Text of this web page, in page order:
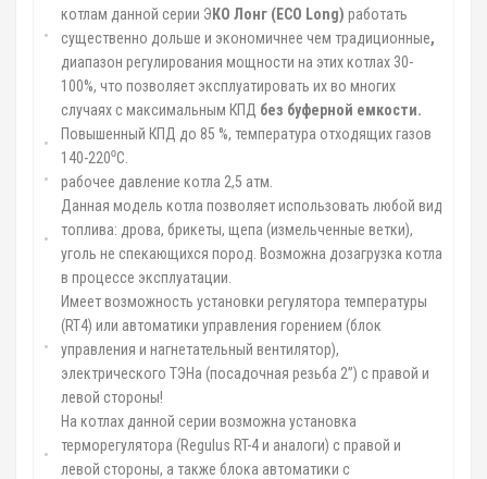
котлам данной серии Э КО Лонг (ECO Long) работать
существенно дольше и экономичнее чем традиционные,
диапазон регулирования мощности на этих котлах 30-
100%, что позволяет эксплуатировать их во многих
случаях с максимальным КПД без буферной емкости.
Повышенный КПД до 85 %, температура отходящих газов
140-220⁰С.
рабочее давление котла 2,5 атм.
Данная модель котла позволяет использовать любой вид
топлива: дрова, брикеты, щепа (измельченные ветки),
уголь не спекающихся пород. Возможна дозагрузка котла
в процессе эксплуатации.
Имеет возможность установки регулятора температуры
(RT4) или автоматики управления горением (блок
управления и нагнетательный вентилятор),
электрического ТЭНа (посадочная резьба 2”) с правой и
левой стороны!
На котлах данной серии возможна установка
терморегулятора (Regulus RT-4 и аналоги) с правой и
левой стороны, а также блока автоматики с